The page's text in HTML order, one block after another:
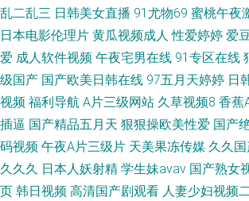
91视视频 在线看欧美日韩sss 久久这里有 91蜜臀在
站 91网亚瑟 欧日韩精品无码AV片
乱二乱三 日韩美女直播 91尤物69 蜜桃午夜
日本电影伦理片 黄瓜视频成人 性爱婷婷 爱
爱 成人软件视频 午夜宅男在线 91专区在线
级国产 国产欧美日韩在线 97五月天婷婷 日
视频 福利导航 A片三级网站 久草视频8 香蕉
插逼 国产精品五月天 狠狠操欧美性爱 国产
码视频 午夜A片三级片 天美果冻传媒 久久
久久久 日本人妖射精 学生妹avav 国产熟女
页 韩日视频 高清国产剧观看 人妻少妇视频